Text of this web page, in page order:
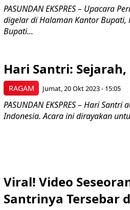
PASUNDAN EKSPRES – Upacara
digelar di Halaman Kantor
Bupati...
RAGAM
Hari Santri:
Jumat, 20 Okt 2023 - 15:05
PASUNDAN EKSPRES – Hari
Indonesia. Acara ini dirayakan
Viral! Video
Santrinya Tersebar